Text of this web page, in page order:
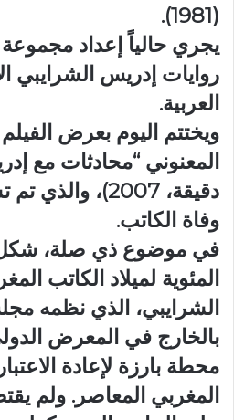
(1981).
يجري حالياً إعداد
روايات إدريس الشرايبي
العربية.
ويختتم اليوم بعرض الفيلم
دقيقة، 2007)،
وفاة الكاتب.
في موضوع ذي صلة، شكل
المئوية لميلاد الكاتب
الشرايبي، الذي نظمه
بالخارج في المعرض
محطة بارزة لإعادة
المغربي المعاصر. ولم